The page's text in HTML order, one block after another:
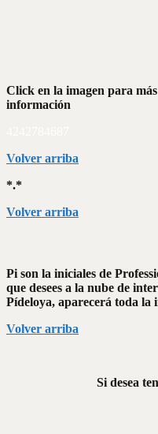
Click en la imagen para más
información
Volver arriba
*.*
Volver arriba
Pi son la iniciales de
que desees a la nube de
Pídeloya, aparecerá toda la
Volver arriba
Si desea